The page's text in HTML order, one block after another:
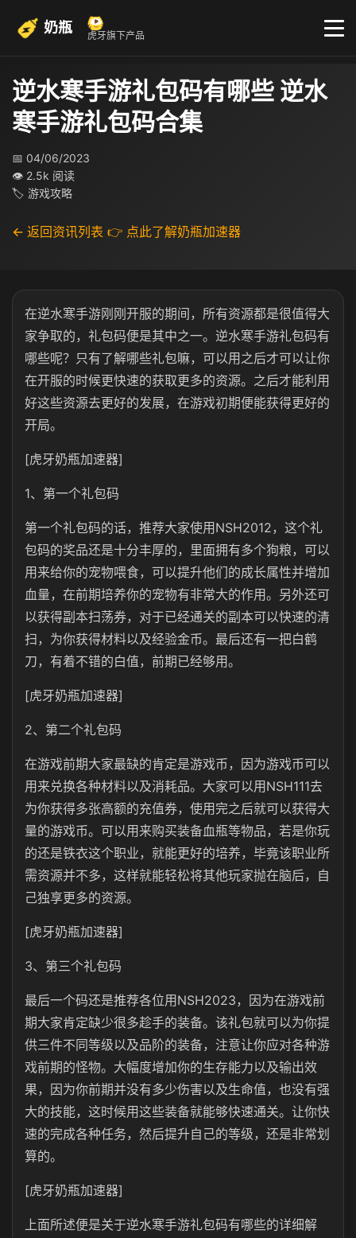
奶瓶 虎牙旗下产品
逆水寒手游礼包码有哪些 逆水
寒手游礼包码合集
📅 04/06/2023
👁 2.5k 阅读
🏷 游戏攻略
← 返回资讯列表 👉 点此了解奶瓶加速器
在逆水寒手游刚刚开服的期间，所有资源都是很值得大
家争取的，礼包码便是其中之一。逆水寒手游礼包码有
哪些呢？只有了解哪些礼包嘛，可以用之后才可以让你
在开服的时候更快速的获取更多的资源。之后才能利用
好这些资源去更好的发展，在游戏初期便能获得更好的
开局。
[虎牙奶瓶加速器]
1、第一个礼包码
第一个礼包码的话，推荐大家使用NSH2012，这个礼
包码的奖品还是十分丰厚的，里面拥有多个狗粮，可以
用来给你的宠物喂食，可以提升他们的成长属性并增加
血量，在前期培养你的宠物有非常大的作用。另外还可
以获得副本扫荡券，对于已经通关的副本可以快速的清
扫，为你获得材料以及经验金币。最后还有一把白鹤
刀，有着不错的白值，前期已经够用。
[虎牙奶瓶加速器]
2、第二个礼包码
在游戏前期大家最缺的肯定是游戏币，因为游戏币可以
用来兑换各种材料以及消耗品。大家可以用NSH111去
为你获得多张高额的充值券，使用完之后就可以获得大
量的游戏币。可以用来购买装备血瓶等物品，若是你玩
的还是铁衣这个职业，就能更好的培养，毕竟该职业所
需资源并不多，这样就能轻松将其他玩家抛在脑后，自
己独享更多的资源。
[虎牙奶瓶加速器]
3、第三个礼包码
最后一个码还是推荐各位用NSH2023，因为在游戏前
期大家肯定缺少很多趁手的装备。该礼包就可以为你提
供三件不同等级以及品阶的装备，注意让你应对各种游
戏前期的怪物。大幅度增加你的生存能力以及输出效
果，因为你前期并没有多少伤害以及生命值，也没有强
大的技能，这时候用这些装备就能够快速通关。让你快
速的完成各种任务，然后提升自己的等级，还是非常划
算的。
[虎牙奶瓶加速器]
上面所述便是关于逆水寒手游礼包码有哪些的详细解